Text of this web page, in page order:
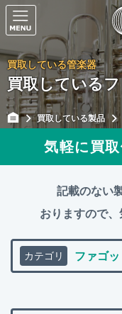
買取している管楽器
買取している
買取している製品
気軽に買
記載のない
おりますので、